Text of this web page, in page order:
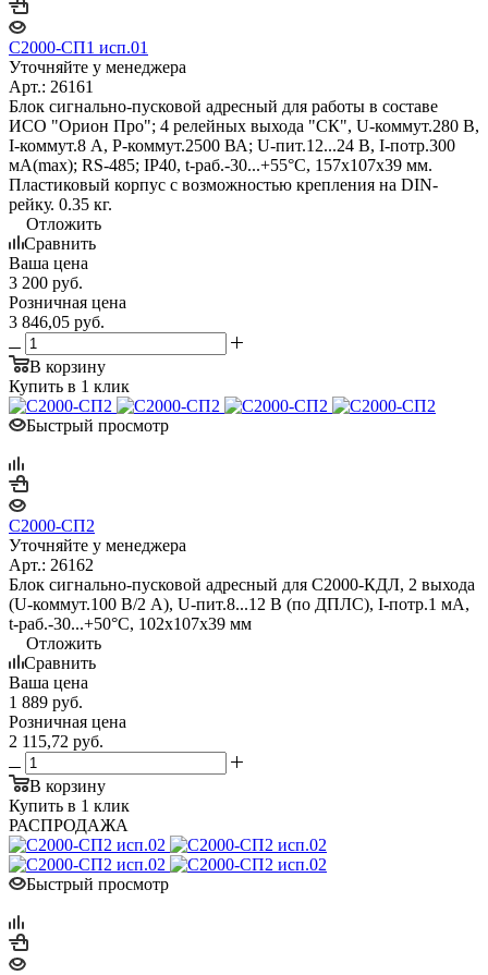
С2000-СП1 исп.01
Уточняйте у менеджера
Арт.: 26161
Блок сигнально-пусковой адресный для работы в составе
ИСО "Орион Про"; 4 релейных выхода "СК", U-коммут.280 В,
I-коммут.8 А, P-коммут.2500 ВА; U-пит.12...24 В, I-потр.300
мА(max); RS-485; IP40, t-раб.-30...+55°С, 157x107x39 мм.
Пластиковый корпус с возможностью крепления на DIN-
рейку. 0.35 кг.
Отложить
Сравнить
Ваша цена
3 200 руб.
Розничная цена
3 846,05 руб.
В корзину
Купить в 1 клик
Быстрый просмотр
С2000-СП2
Уточняйте у менеджера
Арт.: 26162
Блок сигнально-пусковой адресный для С2000-КДЛ, 2 выхода
(U-коммут.100 В/2 А), U-пит.8...12 В (по ДПЛС), I-потр.1 мА,
t-раб.-30...+50°С, 102х107х39 мм
Отложить
Сравнить
Ваша цена
1 889 руб.
Розничная цена
2 115,72 руб.
В корзину
Купить в 1 клик
РАСПРОДАЖА
Быстрый просмотр